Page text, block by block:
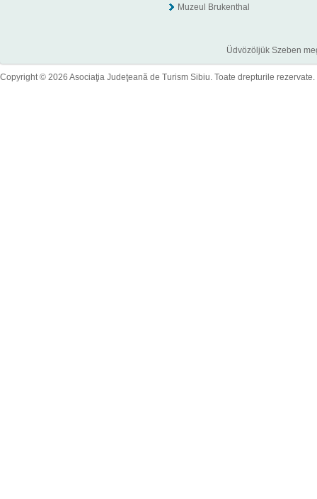
Muzeul Brukenthal
Üdvözöljük Szeben
Copyright © 2026 Asociaţia Judeţeană de Turism Sibiu. Toate drepturile rezervate.